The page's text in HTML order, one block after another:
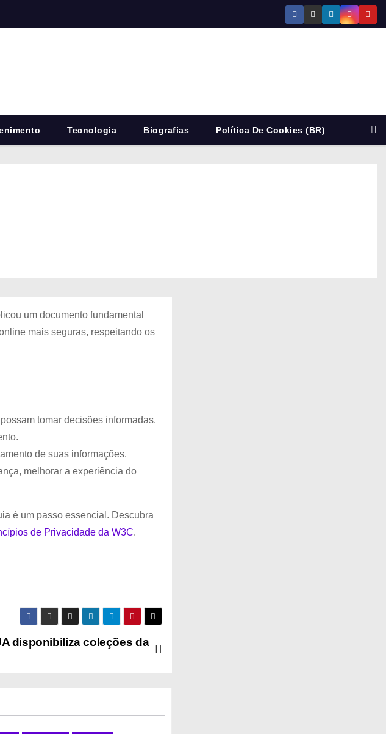
Tecnologia Biografias Política De Cookies (BR)
um documento fundamental
mais seguras, respeitando os
tomar decisões informadas.
de suas informações.
melhorar a experiência do
é um passo essencial. Descubra
de Privacidade da W3C.
disponibiliza coleções da